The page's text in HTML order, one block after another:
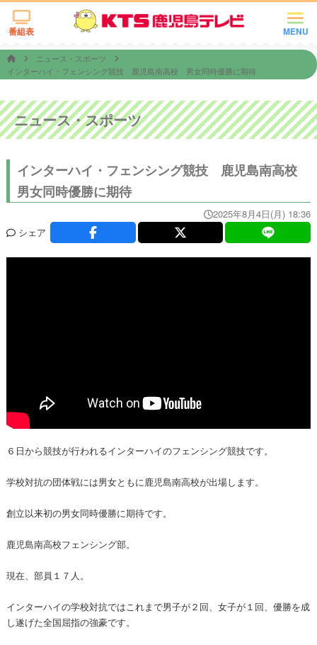
MENU
番組表
ニュース・スポーツ
インターハイ・フェンシング競技 鹿児島南高校 男女同時優勝に期待
ニュース・スポーツ
インターハイ・フェンシング競技 鹿児島南高校
男女同時優勝に期待
2025年8月4日(月) 18:36
シェア
６日から競技が行われるインターハイのフェンシング競技です。
学校対抗の団体戦には男女ともに鹿児島南高校が出場します。
創立以来初の男女同時優勝に期待です。
鹿児島南高校フェンシング部。
現在、部員１７人。
インターハイの学校対抗ではこれまで男子が２回、女子が１回、優勝を成
し遂げた全国屈指の強豪です。